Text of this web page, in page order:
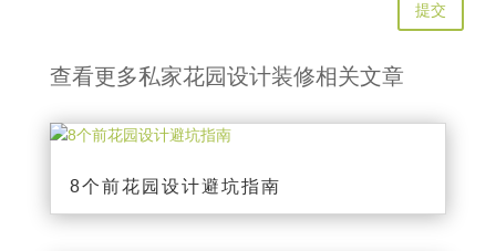
提交
查看更多私家花园设计装修相关文章
8个前花园设计避坑指南